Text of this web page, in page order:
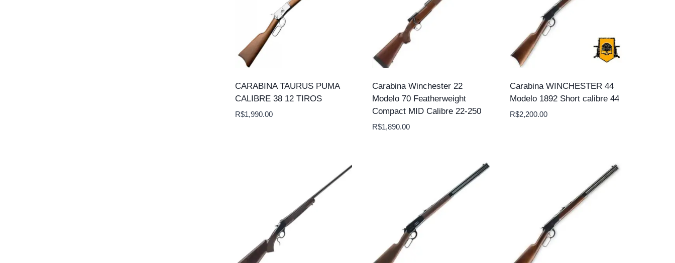
CARABINA TAURUS PUMA
CALIBRE 38 12 TIROS
R$1,990.00
Carabina Winchester 22
Modelo 70 Featherweight
Compact MID Calibre 22-250
R$1,890.00
Carabina WINCHESTER 44
Modelo 1892 Short calibre 44
R$2,200.00